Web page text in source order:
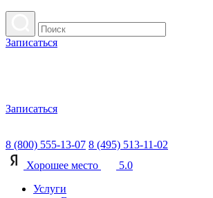
Записаться
Записаться
8 (800) 555-13-07 8 (495) 513-11-02
Хорошее место
5.0
Услуги